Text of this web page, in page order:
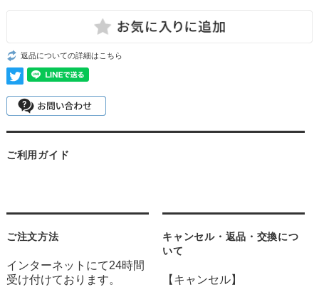
返品についての詳細はこちら
ご利用ガイド
ご注文方法
インターネットにて24時間
受け付けております。
キャンセル・返品・交換につ
いて
【キャンセル】